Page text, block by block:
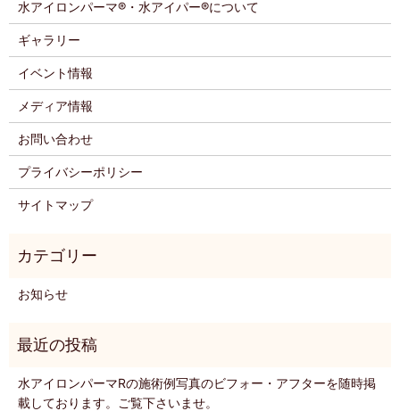
水アイロンパーマ®・水アイパー®について
ギャラリー
イベント情報
メディア情報
お問い合わせ
プライバシーポリシー
サイトマップ
お知らせ
水アイロンパーマRの施術例写真のビフォー・アフターを随時掲
載しております。ご覧下さいませ。